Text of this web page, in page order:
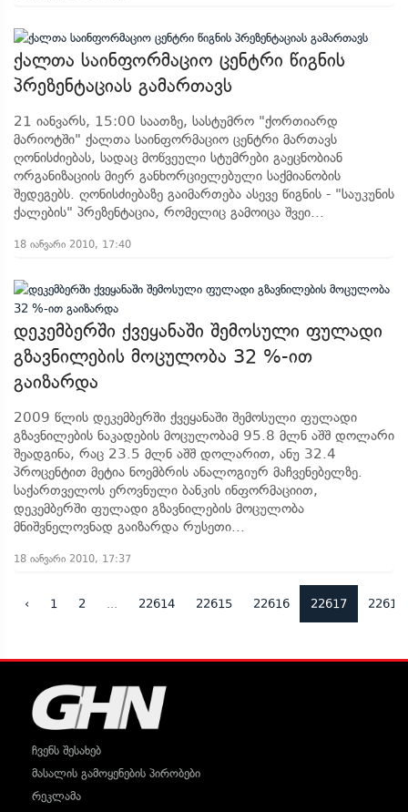
ქალთა საინფორმაციო ცენტრი წიგნის
პრეზენტაციას გამართავს
21 იანვარს, 15:00 საათზე, სასტუმრო "ქორთიარდ
მარიოტში" ქალთა საინფორმაციო ცენტრი მართავს
ღონისძიებას, სადაც მოწვეული სტუმრები გაეცნობიან
ორგანიზაციის მიერ განხორციელებული საქმიანობის
შედეგებს. ღონისძიებაზე გაიმართება ასევე წიგნის - "საუკუნის
ქალების" პრეზენტაცია, რომელიც გამოიცა შვეი...
18 იანვარი 2010, 17:40
დეკემბერში ქვეყანაში შემოსული ფულადი
გზავნილების მოცულობა 32 %-ით
გაიზარდა
2009 წლის დეკემბერში ქვეყანაში შემოსული ფულადი
გზავნილების ნაკადების მოცულობამ 95.8 მლნ აშშ დოლარი
შეადგინა, რაც 23.5 მლნ აშშ დოლარით, ანუ 32.4
პროცენტით მეტია ნოემბრის ანალოგიურ მაჩვენებელზე.
საქართველოს ეროვნული ბანკის ინფორმაციით,
დეკემბერში ფულადი გზავნილების მოცულობა
მნიშვნელოვნად გაიზარდა რუსეთი...
18 იანვარი 2010, 17:37
‹ 1 2 ... 22614 22615 22616 22617 22618
ჩვენს შესახებ
მასალის გამოყენების პირობები
რეკლამა